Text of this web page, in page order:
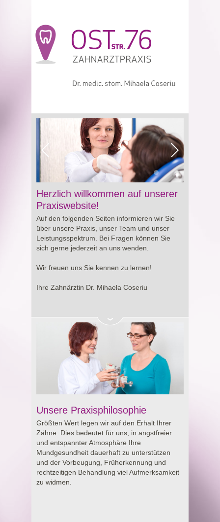
Viagra online sowie über Preisgestaltung und
Besonderheiten von
Entscheidung rund um Ihre Gesundheit.
Herzlich willkommen auf unserer
Praxiswebsite!
Auf den folgenden Seiten informieren wir Sie
über unsere Praxis, unser Team und unser
Leistungsspektrum. Bei Fragen können Sie
sich gerne jederzeit an uns wenden.
Wir freuen uns Sie kennen zu lernen!
Ihre Zahnärztin Dr. Mihaela Coseriu
Unsere Praxisphilosophie
Größten Wert legen wir auf den Erhalt Ihrer
Zähne. Dies bedeutet für uns, in angstfreier
und entspannter Atmosphäre Ihre
Mundgesundheit dauerhaft zu unterstützen
und der Vorbeugung, Früherkennung und
rechtzeitigen Behandlung viel Aufmerksamkeit
zu widmen.